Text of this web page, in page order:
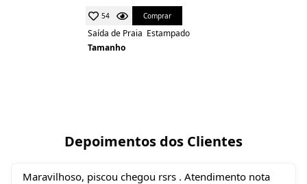
54 Comprar
Saída de Praia Estampado
Tamanho
Depoimentos dos Clientes
Maravilhoso, piscou chegou rsrs . Atendimento nota